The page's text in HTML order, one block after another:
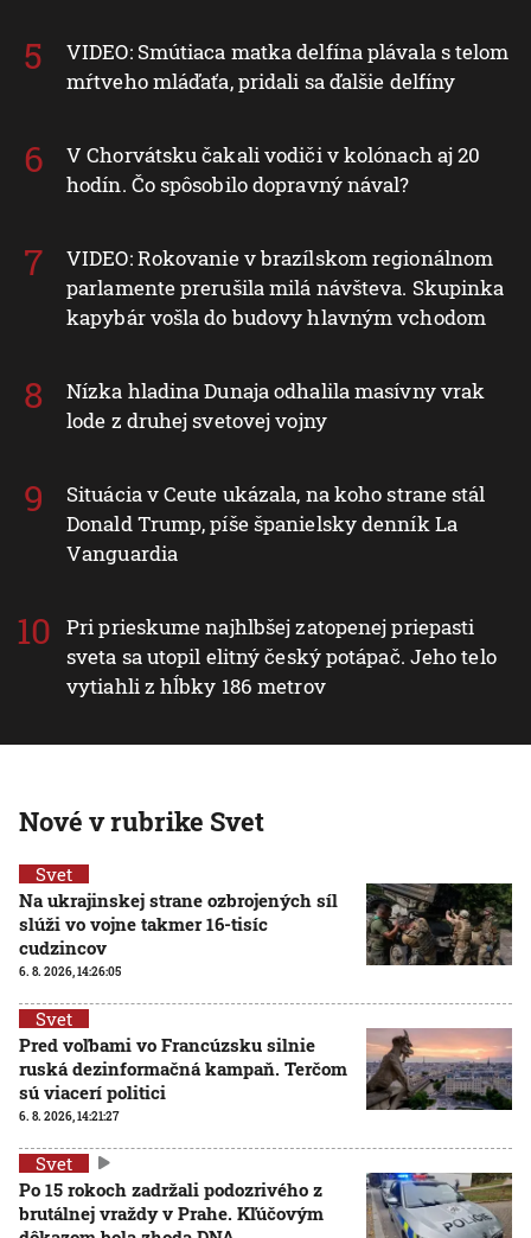
VIDEO: Smútiaca matka delfína plávala s telom
mŕtveho mláďaťa, pridali sa ďalšie delfíny
V Chorvátsku čakali vodiči v kolónach aj 20
hodín. Čo spôsobilo dopravný nával?
VIDEO: Rokovanie v brazílskom regionálnom
parlamente prerušila milá návšteva. Skupinka
kapybár vošla do budovy hlavným vchodom
Nízka hladina Dunaja odhalila masívny vrak
lode z druhej svetovej vojny
Situácia v Ceute ukázala, na koho strane stál
Donald Trump, píše španielsky denník La
Vanguardia
Pri prieskume najhlbšej zatopenej priepasti
sveta sa utopil elitný český potápač. Jeho telo
vytiahli z hĺbky 186 metrov
Nové v rubrike Svet
Svet
Na ukrajinskej strane ozbrojených síl
slúži vo vojne takmer 16-tisíc
cudzincov
6. 8. 2026, 14:26:05
Svet
Pred voľbami vo Francúzsku silnie
ruská dezinformačná kampaň. Terčom
sú viacerí politici
6. 8. 2026, 14:21:27
Svet
Po 15 rokoch zadržali podozrivého z
brutálnej vraždy v Prahe. Kľúčovým